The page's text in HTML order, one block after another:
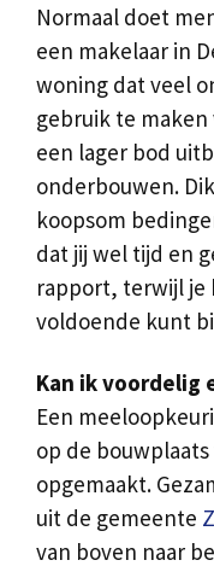
Normaal doet
een makelaar in
woning dat veel
gebruik te
een lager bod
onderbouwen.
koopsom
dat jij wel tijd en
rapport, terwijl je
voldoende kunt
Kan ik voordelig
Een
op de
opgemaakt.
uit de gemeente
van boven naar